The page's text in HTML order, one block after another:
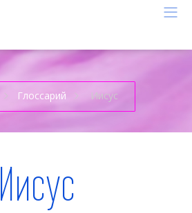
Глоссарий Иисус
Иисус